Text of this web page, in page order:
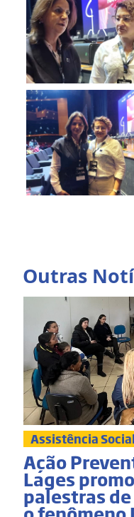
Outras
Assistência Social
Ação
Lages
palestras